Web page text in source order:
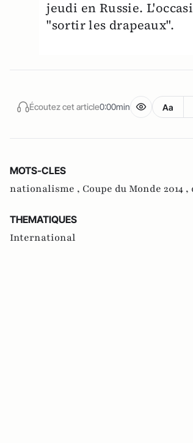
jeudi en Russie.
"sortir les drapeaux".
Écoutez cet article0:00min Aa
MOTS-CLES
nationalisme , Coupe du Monde 2014 ,
THEMATIQUES
International